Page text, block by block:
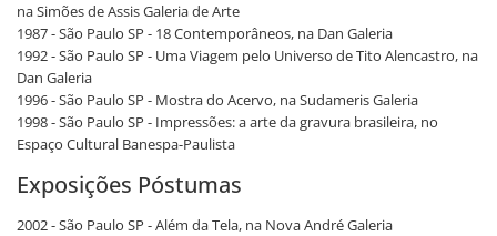
na Simões de Assis Galeria de Arte
1987 - São Paulo SP - 18 Contemporâneos, na Dan Galeria
1992 - São Paulo SP - Uma Viagem pelo Universo de Tito Alencastro, na
Dan Galeria
1996 - São Paulo SP - Mostra do Acervo, na Sudameris Galeria
1998 - São Paulo SP - Impressões: a arte da gravura brasileira, no
Espaço Cultural Banespa-Paulista
Exposições Póstumas
2002 - São Paulo SP - Além da Tela, na Nova André Galeria